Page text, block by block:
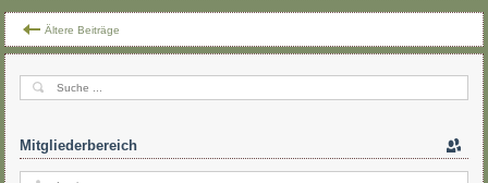
Ältere Beiträge
Mitgliederbereich